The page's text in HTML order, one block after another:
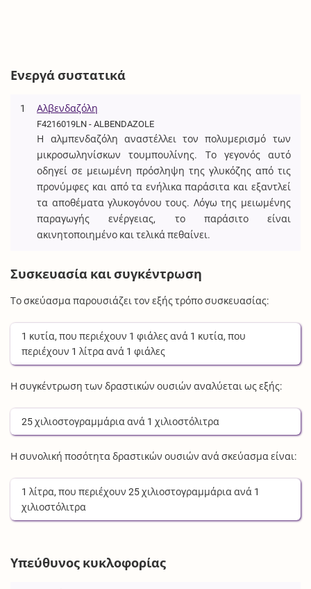
Ενεργά συστατικά
1 Αλβενδαζόλη
F4216019LN - ALBENDAZOLE
Η αλμπενδαζόλη αναστέλλει τον πολυμερισμό των
μικροσωληνίσκων τουμπουλίνης. Το γεγονός αυτό
οδηγεί σε μειωμένη πρόσληψη της γλυκόζης από τις
προνύμφες και από τα ενήλικα παράσιτα και εξαντλεί
τα αποθέματα γλυκογόνου τους. Λόγω της μειωμένης
παραγωγής ενέργειας, το παράσιτο είναι
ακινητοποιημένο και τελικά πεθαίνει.
Συσκευασία και συγκέντρωση
Το σκεύασμα παρουσιάζει τον εξής τρόπο συσκευασίας:
1 κυτία, που περιέχουν 1 φιάλεςανά 1 κυτία, που
περιέχουν 1 λίτρα ανά 1 φιάλες
Η συγκέντρωση των δραστικών ουσιών αναλύεται ως εξής:
25χιλιοστογραμμάρια ανά 1 χιλιοστόλιτρα
Η συνολική ποσότητα δραστικών ουσιών ανά σκεύασμα είναι:
1 λίτρα, που περιέχουν25χιλιοστογραμμάρια ανά 1
χιλιοστόλιτρα
Υπεύθυνος κυκλοφορίας